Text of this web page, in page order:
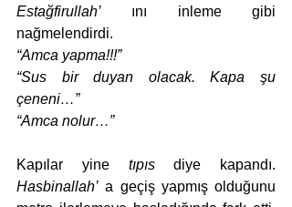
Estağfirullah’ ını inleme gibi
nağmelendirdi.
“Amca yapma!!!”
“Sus bir duyan olacak. Kapa şu
çeneni…”
“Amca nolur…”
Kapılar yine tıpıs
Hasbinallah’ a geçiş yapmış olduğunu